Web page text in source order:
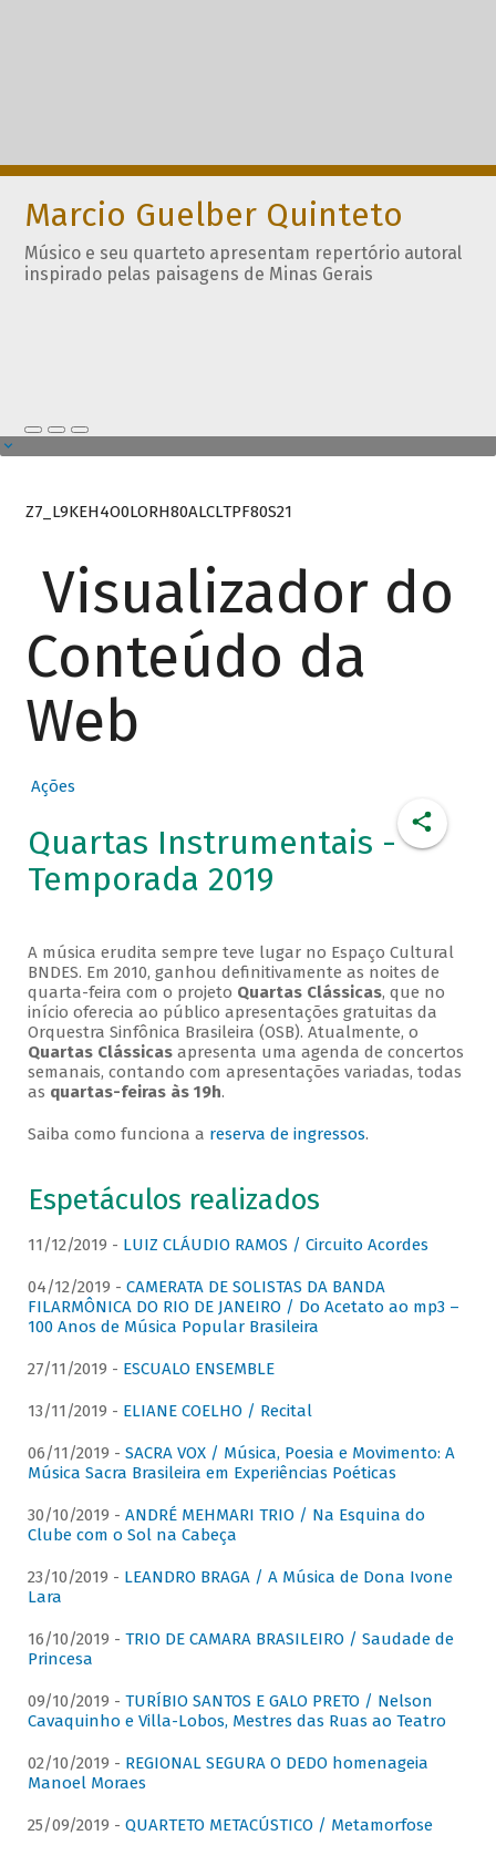
Marcio Guelber Quinteto
Músico e seu quarteto apresentam repertório autoral
inspirado pelas paisagens de Minas Gerais
Z7_L9KEH4O0LORH80ALCLTPF80S21
Visualizador do
Conteúdo da
Web
Ações
Quartas Instrumentais -
Temporada 2019
A música erudita sempre teve lugar no Espaço Cultural
BNDES. Em 2010, ganhou definitivamente as noites de
quarta-feira com o projeto Quartas Clássicas, que no
início oferecia ao público apresentações gratuitas da
Orquestra Sinfônica Brasileira (OSB). Atualmente, o
Quartas Clássicasapresenta uma agenda de concertos
semanais, contando com apresentações variadas, todas
as quartas-feiras às 19h.
Saiba como funciona a reserva de ingressos.
Espetáculos realizados
11/12/2019 - LUIZ CLÁUDIO RAMOS / Circuito Acordes
04/12/2019 - CAMERATA DE SOLISTAS DA BANDA
FILARMÔNICA DO RIO DE JANEIRO / Do Acetato ao mp3 –
100 Anos de Música Popular Brasileira
27/11/2019 - ESCUALO ENSEMBLE
13/11/2019 - ELIANE COELHO / Recital
06/11/2019 - SACRA VOX / Música, Poesia e Movimento: A
Música Sacra Brasileira em Experiências Poéticas
30/10/2019 - ANDRÉ MEHMARI TRIO / Na Esquina do
Clube com o Sol na Cabeça
23/10/2019 - LEANDRO BRAGA / A Música de Dona Ivone
Lara
16/10/2019 - TRIO DE CAMARA BRASILEIRO / Saudade de
Princesa
09/10/2019 - TURÍBIO SANTOS E GALO PRETO / Nelson
Cavaquinho e Villa-Lobos, Mestres das Ruas ao Teatro
02/10/2019 - REGIONAL SEGURA O DEDO homenageia
Manoel Moraes
25/09/2019 - QUARTETO METACÚSTICO / Metamorfose